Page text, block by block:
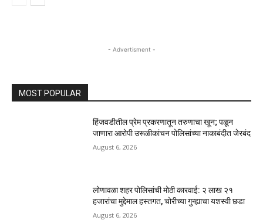
- Advertisment -
MOST POPULAR
हिंजवडीतील प्रेम प्रकरणातून तरुणाचा खून; पळून
जाणारा आरोपी उरूळीकांचन पोलिसांच्या नाकाबंदीत जेरबंद
August 6, 2026
लोणावळा शहर पोलिसांची मोठी कारवाई: २ लाख २१
हजारांचा मुद्देमाल हस्तगत, चोरीच्या गुन्ह्याचा यशस्वी छडा
August 6, 2026